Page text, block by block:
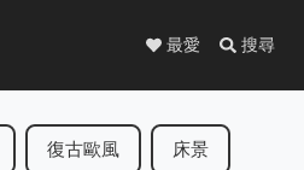
最愛 搜尋
復古歐風 床景